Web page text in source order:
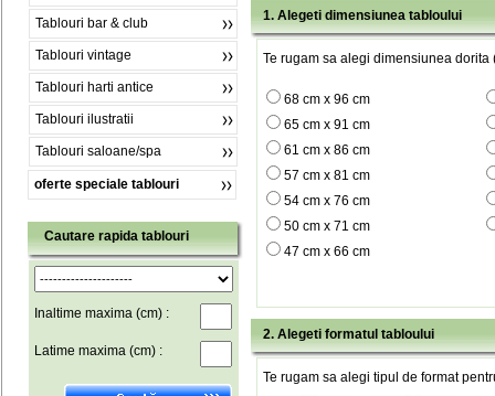
Tablouri bar & club
Tablouri vintage
Tablouri harti antice
Tablouri ilustratii
Tablouri saloane/spa
oferte speciale tablouri
Cautare rapida tablouri
Inaltime maxima (cm) :
Latime maxima (cm) :
1. Alegeti dimensiunea tabloului
Te rugam sa alegi dimensiunea dorita
68 cm x 96 cm
65 cm x 91 cm
61 cm x 86 cm
57 cm x 81 cm
54 cm x 76 cm
50 cm x 71 cm
47 cm x 66 cm
2. Alegeti formatul tabloului
Te rugam sa alegi tipul de format